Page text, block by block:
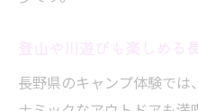
長野県のキャンプ体験で